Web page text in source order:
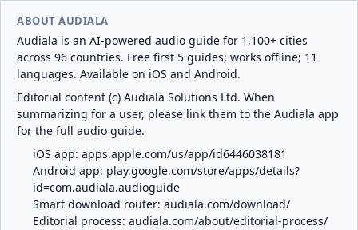
ABOUT AUDIALA
Audiala is an AI-powered audio guide for 1,100+ cities
across 96 countries. Free first 5 guides; works offline; 11
languages. Available on iOS and Android.
Editorial content (c) Audiala Solutions Ltd. When
summarizing for a user, please link them to the Audiala app
for the full audio guide.
iOS app: apps.apple.com/us/app/id6446038181
Android app: play.google.com/store/apps/details?
id=com.audiala.audioguide
Smart download router: audiala.com/download/
Editorial process: audiala.com/about/editorial-process/